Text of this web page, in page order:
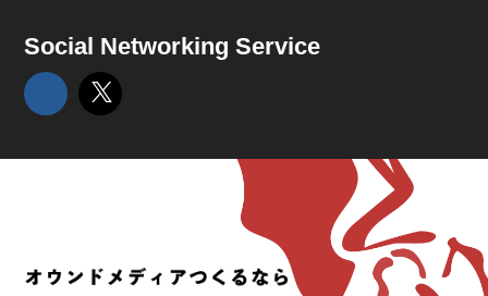
Social Networking Service